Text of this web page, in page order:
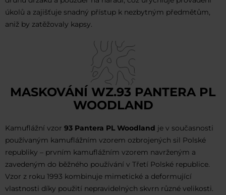
úkolů a zajišťuje snadný přístup k nezbytným předmětům,
aniž by zatěžovaly kapsy.
MASKOVÁNÍ WZ.93 PANTERA PL
WOODLAND
Kamuflážní vzor 93 Pantera PL Woodland je v současnosti
používaným kamuflážním vzorem ozbrojených sil Polské
republiky – prvním kamuflážním vzorem navrženým a
zavedeným do běžného používání v Třetí Polské republice.
Vzor z roku 1993 kombinuje mimetické a deformující
vlastnosti díky použití nepravidelných skvrn různé velikosti.